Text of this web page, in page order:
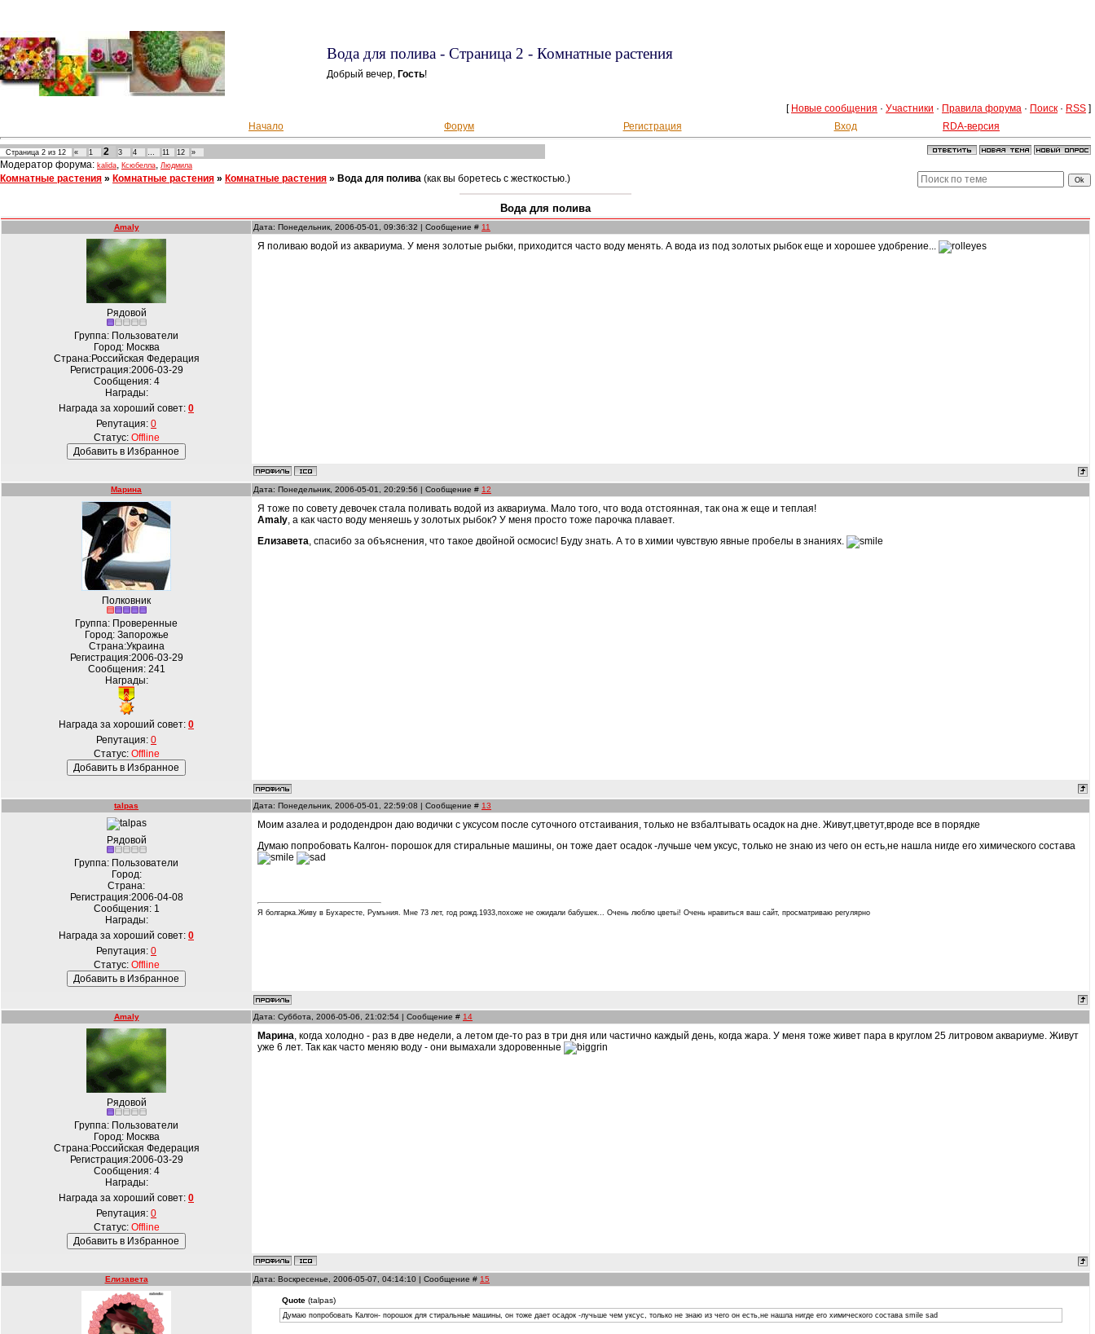
Вода для полива - Страница 2 - Комнатные растения
Добрый вечер, Гость!
[ Новые сообщения · Участники · Правила форума · Поиск · RSS ]
Начало
Форум Регистрация Вход RDA-версия
Страница 2 из 12 « 1 2 3 4 … 11 12 »
Модератор форума: kalida, Ксюбелла, Людмила
Комнатные растения » Комнатные растения » Комнатные растения » Вода для полива (как вы боретесь с жесткостью.)
Вода для полива
Amaly Дата: Понедельник, 2006-05-01, 09:36:32 | Сообщение # 11
Рядовой
Группа: Пользователи
Город: Москва
Страна:Российская Федерация
Регистрация:2006-03-29
Сообщения: 4
Награды:
Награда за хороший совет: 0
Репутация: 0
Статус: Offline
Я поливаю водой из аквариума. У меня золотые рыбки, приходится часто воду менять. А вода из под золотых рыбок еще и хорошее удобрение...
Марина Дата: Понедельник, 2006-05-01, 20:29:56 | Сообщение # 12
Полковник
Группа: Проверенные
Город: Запорожье
Страна:Украина
Регистрация:2006-03-29
Сообщения: 241
Награды:
Награда за хороший совет: 0
Репутация: 0
Статус: Offline
Я тоже по совету девочек стала поливать водой из аквариума. Мало того, что вода отстоянная, так она ж еще и теплая!
Amaly, а как часто воду меняешь у золотых рыбок? У меня просто тоже парочка плавает.
Елизавета, спасибо за объяснения, что такое двойной осмосис! Буду знать. А то в химии чувствую явные пробелы в знаниях.
talpas Дата: Понедельник, 2006-05-01, 22:59:08 | Сообщение # 13
Рядовой
Группа: Пользователи
Город:
Страна:
Регистрация:2006-04-08
Сообщения: 1
Награды:
Награда за хороший совет: 0
Репутация: 0
Статус: Offline
Моим азалеа и рододендрон даю водички с уксусом после суточного отстаивания, только не взбалтывать осадок на дне. Живут,цветут,вроде все в порядке
Думаю попробовать Калгон- порошок для стиральные машины, он тоже дает осадок -лучьше чем уксус, только не знаю из чего он есть,не нашла нигде его химического состава
Я болгарка.Живу в Бухаресте, Румъния. Мне 73 лет, год рожд.1933,похоже не ожидали бабушек... Очень люблю цветьi! Очень нравиться ваш сайт, просматриваю регулярно
Amaly Дата: Суббота, 2006-05-06, 21:02:54 | Сообщение # 14
Рядовой
Группа: Пользователи
Город: Москва
Страна:Российская Федерация
Регистрация:2006-03-29
Сообщения: 4
Награды:
Награда за хороший совет: 0
Репутация: 0
Статус: Offline
Марина, когда холодно - раз в две недели, а летом где-то раз в три дня или частично каждый день, когда жара. У меня тоже живет пара в круглом 25 литровом аквариуме. Живут
уже 6 лет. Так как часто меняю воду - они вымахали здоровенные
Елизавета Дата: Воскресенье, 2006-05-07, 04:14:10 | Сообщение # 15
Quote(talpas)
Думаю попробовать Калгон- порошок для стиральные машины, он тоже дает осадок -лучьше чем уксус, только не знаю из чего он есть,не нашла нигде его химического состава smile sad